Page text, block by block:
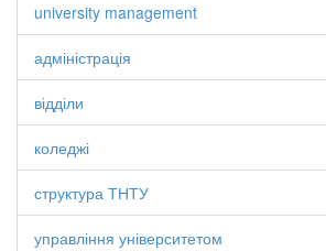
university management
адміністрація
відділи
коледжі
структура ТНТУ
управління університетом